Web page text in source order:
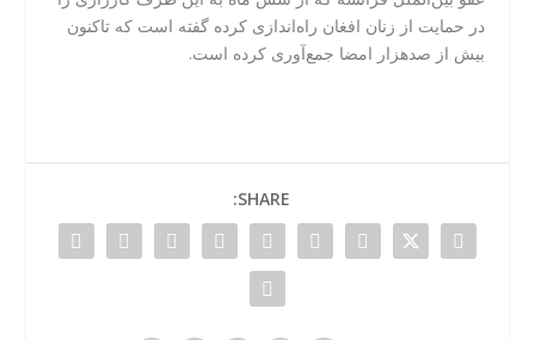
در حمایت از زنان افغان راه‌اندازی کرده گفته است که تاکنون
بیش از صدهزار امضا جمع‌آوری کرده است.
SHARE: